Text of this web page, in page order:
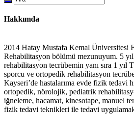
Hakkımda
2014 Hatay Mustafa Kemal Üniversitesi
Rehabilitasyon bölümü mezunuyum. 5
rehabilitasyon tecrübemin yanı sıra 1 yıl
sporcu ve ortopedik rehabilitasyon
Kayseri’de hastalarıma evde fizik tedavi
ortopedik, nörolojik, pediatrik
iğneleme, hacamat, kinesotape, manuel
fizik tedavi teknikleri ile tedavi